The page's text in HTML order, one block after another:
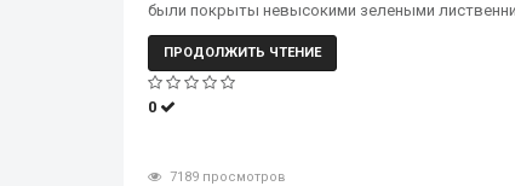
были покрыты невысокими зелеными
ПРОДОЛЖИТЬ ЧТЕНИЕ
0
7189 просмотров